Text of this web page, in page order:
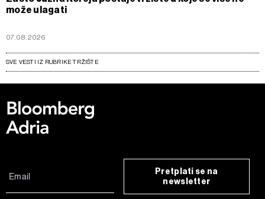
može ulagati
07.08.2026
SVE VESTI IZ RUBRIKE TRŽIŠTE
Pretplati se na
newsletter